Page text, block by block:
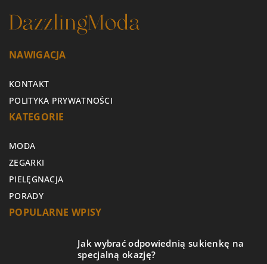
NAWIGACJA
KONTAKT
POLITYKA PRYWATNOŚCI
KATEGORIE
MODA
ZEGARKI
PIELĘGNACJA
PORADY
POPULARNE WPISY
Jak wybrać odpowiednią sukienkę na
specjalną okazję?